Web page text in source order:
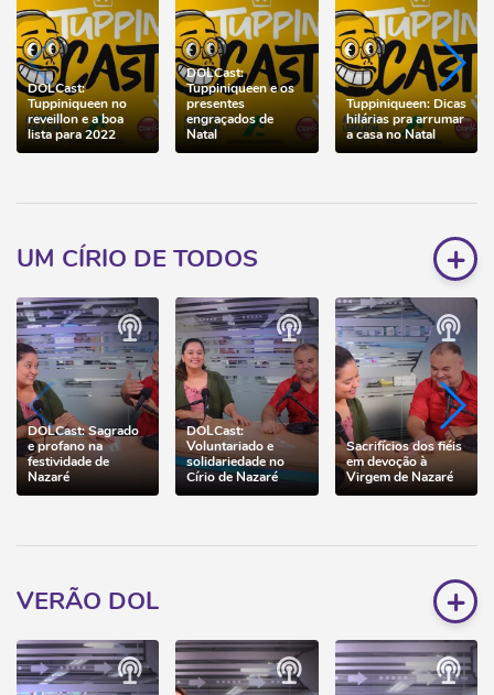
DOLCast:
Tuppiniqueen no
reveillon e a boa
lista para 2022
DOLCast:
Tuppiniqueen e os
presentes
engraçados de
Natal
Tuppiniqueen: Dicas
hilárias pra arrumar
a casa no Natal
UM CÍRIO DE TODOS +
DOLCast: Sagrado
e profano na
festividade de
Nazaré
DOLCast:
Voluntariado e
solidariedade no
Círio de Nazaré
Sacrifícios dos fiéis
em devoção à
Virgem de Nazaré
VERÃO DOL +